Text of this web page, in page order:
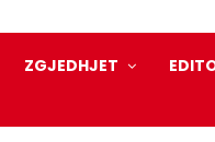
ZGJEDHJET